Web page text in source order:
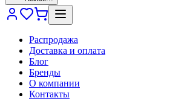
Распродажа
Доставка и оплата
Блог
Бренды
О компании
Контакты